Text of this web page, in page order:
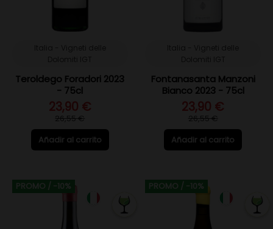
Teroldego Foradori 2023
- 75cl
23,90 €
26,55 €
Añadir al carrito
Fontanasanta Manzoni
Bianco 2023 - 75cl
23,90 €
26,55 €
Añadir al carrito
PROMO / -10% PROMO / -10%